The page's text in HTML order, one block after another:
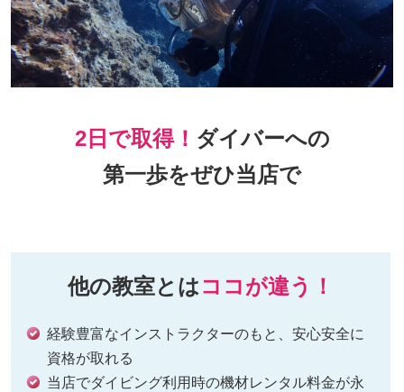
2日で取得！ ダイバーへの
第一歩をぜひ当店で
他の教室とはココが違う！
経験豊富なインストラクターのもと、安心安全に
資格が取れる
当店でダイビング利用時の機材レンタル料金が永